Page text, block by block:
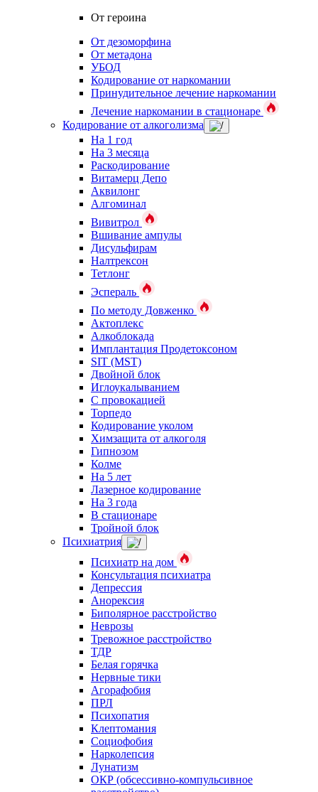
От героина
От дезоморфина
От метадона
УБОД
Кодирование от наркомании
Принудительное лечение наркомании
Лечение наркомании в стационаре
Кодирование от алкоголизма
На 1 год
На 3 месяца
Раскодирование
Витамерц Депо
Аквилонг
Алгоминал
Вивитрол
Вшивание ампулы
Дисульфирам
Налтрексон
Тетлонг
Эспераль
По методу Довженко
Актоплекс
Алкоблокада
Имплантация Продетоксоном
SIT (MST)
Двойной блок
Иглоукалыванием
С провокацией
Торпедо
Кодирование уколом
Химзащита от алкоголя
Гипнозом
Колме
На 5 лет
Лазерное кодирование
На 3 года
В стационаре
Тройной блок
Психиатрия
Психиатр на дом
Консультация психиатра
Депрессия
Анорексия
Биполярное расстройство
Неврозы
Тревожное расстройство
ТДР
Белая горячка
Нервные тики
Агорафобия
ПРЛ
Психопатия
Клептомания
Социофобия
Нарколепсия
Лунатизм
ОКР (обсессивно-компульсивное